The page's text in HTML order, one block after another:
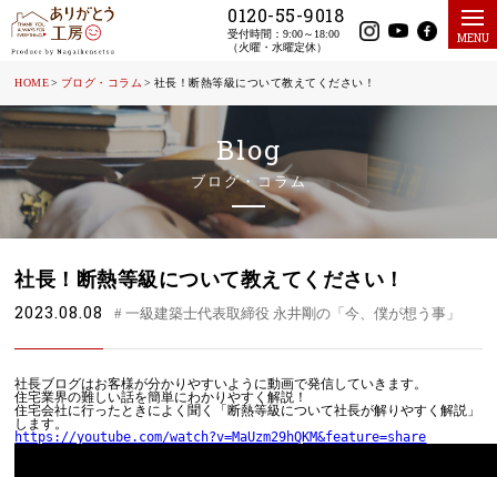
0120-55-9018
受付時間：9:00～18:00
（火曜・水曜定休）
MENU
HOME ブログ・コラム 社長！断熱等級について教えてください！
Blog
ブログ・コラム
社長！断熱等級について教えてください！
2023.08.08 # 一級建築士代表取締役 永井剛の「今、僕が想う事」
社長ブログはお客様が分かりやすいように動画で発信していきます。
住宅業界の難しい話を簡単にわかりやすく解説！
住宅会社に行ったときによく聞く「断熱等級について社長が解りやすく解説」
します。
https://youtube.com/watch?v=MaUzm29hQKM&feature=share
HOME
新着情報
イベント・見学会情報
施工実例・お客様の声
ありがとう工房の強みと特徴
予算、性能、デザイン性のバランスを重視
お客様満足への取り組み
期間限定モデルハウス
間取りプラン